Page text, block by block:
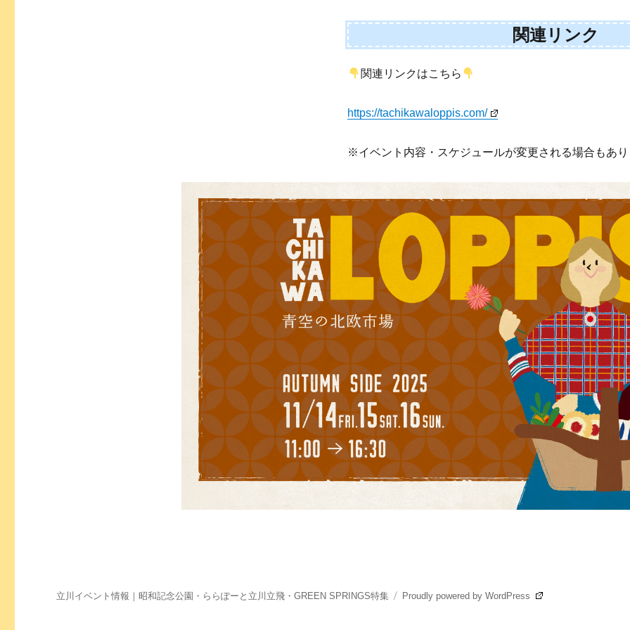
関連リンク
関連リンクはこちら
https://tachikawaloppis.com/
※イベント内容・スケジュールが変更される場合もあ
立川イベント情報｜昭和記念公園・ららぽーと立川立飛・GREEN SPRINGS特集 Proudly powered by WordPress